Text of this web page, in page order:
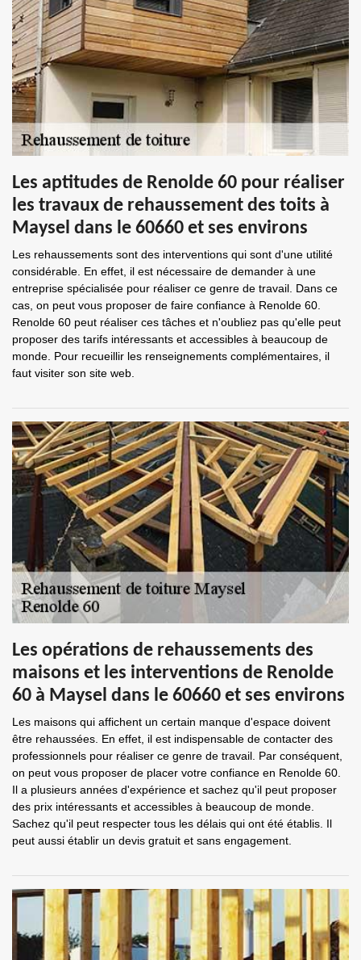
Les aptitudes de Renolde 60 pour réaliser
les travaux de rehaussement des toits à
Maysel dans le 60660 et ses environs
Les rehaussements sont des interventions qui sont d'une utilité
considérable. En effet, il est nécessaire de demander à une
entreprise spécialisée pour réaliser ce genre de travail. Dans ce
cas, on peut vous proposer de faire confiance à Renolde 60.
Renolde 60 peut réaliser ces tâches et n'oubliez pas qu'elle peut
proposer des tarifs intéressants et accessibles à beaucoup de
monde. Pour recueillir les renseignements complémentaires, il
faut visiter son site web.
Les opérations de rehaussements des
maisons et les interventions de Renolde
60 à Maysel dans le 60660 et ses environs
Les maisons qui affichent un certain manque d'espace doivent
être rehaussées. En effet, il est indispensable de contacter des
professionnels pour réaliser ce genre de travail. Par conséquent,
on peut vous proposer de placer votre confiance en Renolde 60.
Il a plusieurs années d'expérience et sachez qu'il peut proposer
des prix intéressants et accessibles à beaucoup de monde.
Sachez qu'il peut respecter tous les délais qui ont été établis. Il
peut aussi établir un devis gratuit et sans engagement.